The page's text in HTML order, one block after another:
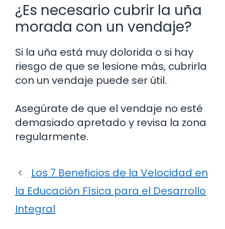
¿Es necesario cubrir la uña
morada con un vendaje?
Si la uña está muy dolorida o si hay
riesgo de que se lesione más, cubrirla
con un vendaje puede ser útil.
Asegúrate de que el vendaje no esté
demasiado apretado y revisa la zona
regularmente.
Los 7 Beneficios de la Velocidad en
la Educación Física para el Desarrollo
Integral